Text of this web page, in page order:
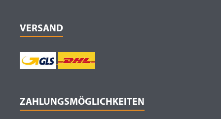
VERSAND
ZAHLUNGSMÖGLICHKEITEN